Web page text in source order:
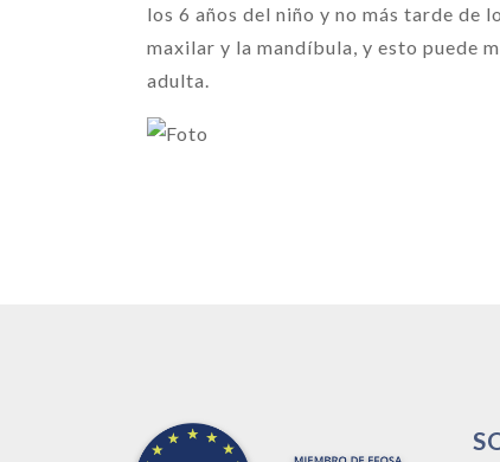
los 6 años del niño y no más tarde
maxilar y la mandíbula, y esto puede
adulta.